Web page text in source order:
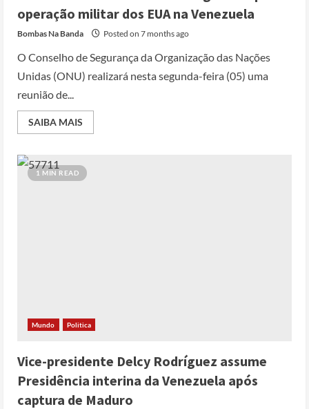
operação militar dos EUA na Venezuela
Bombas Na Banda Posted on 7 months ago
O Conselho de Segurança da Organização das Nações
Unidas (ONU) realizará nesta segunda-feira (05) uma
reunião de...
SAIBA MAIS
1 MIN READ
Mundo Politica
Vice-presidente Delcy Rodríguez assume
Presidência interina da Venezuela após
captura de Maduro
4
Deus não pode ser profanado por
desejo de domínio”